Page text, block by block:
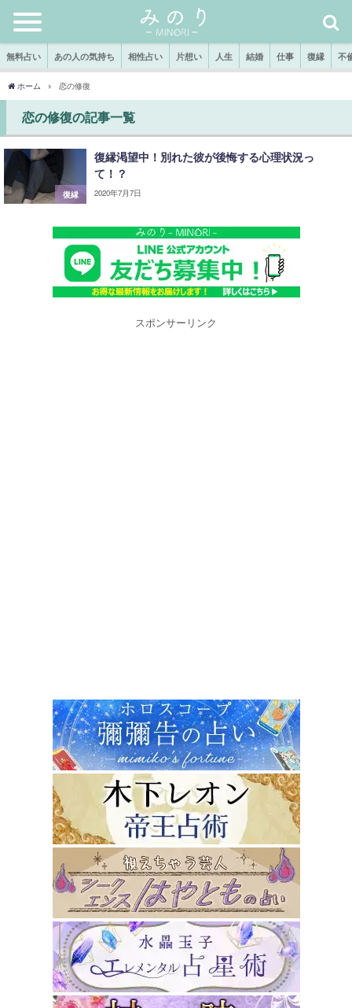
無料占い あの人の気持ち 相性占い 片想い 人生 結婚 仕事 復縁 不
ホーム 恋の修復
恋の修復の記事一覧
復縁
復縁渇望中！別れた彼が後悔する心理状況っ
て！？
2020年7月7日
スポンサーリンク